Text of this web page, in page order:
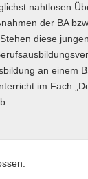
nahtlosen
der BA
diese
an einem
im Fach